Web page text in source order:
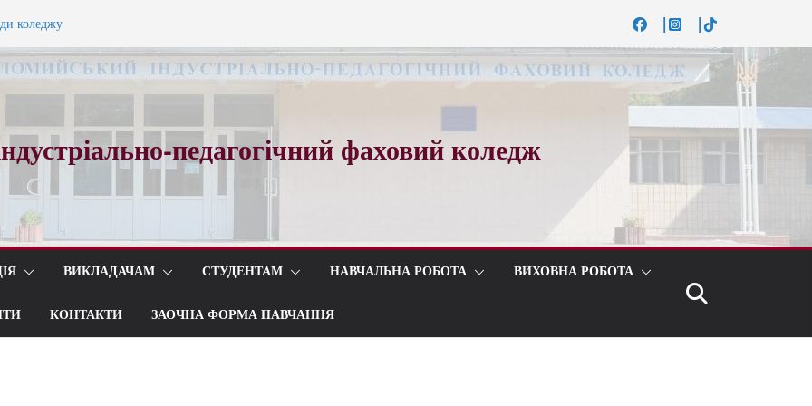
коледжу
вальсу…
педагогічний фаховий коледж
ВИКЛАДАЧАМ СТУДЕНТАМ НАВЧАЛЬНА РОБОТА ВИХОВНА РОБОТА
КОНТАКТИ ЗАОЧНА ФОРМА НАВЧАННЯ